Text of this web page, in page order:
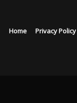
Home Privacy Policy